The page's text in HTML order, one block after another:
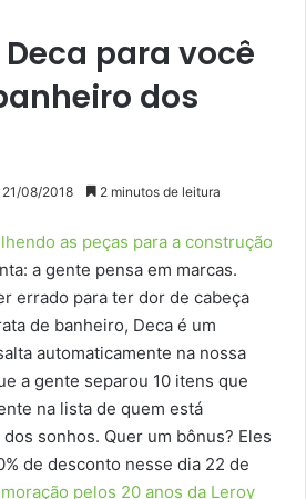
Deca para você
dos
21/08/2018 2 minutos de leitura
as peças para a construção
a gente pensa em marcas.
errado para ter dor de cabeça
de banheiro, Deca é um
automaticamente na nossa
a gente separou 10 itens que
na lista de quem está
sonhos. Quer um bônus? Eles
de desconto nesse dia 22 de
pelos 20 anos da Leroy